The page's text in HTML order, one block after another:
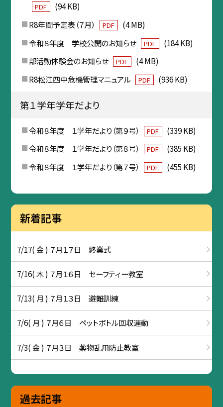
PDF
(94 KB)
R8年間予定表（７月）
PDF
(4 MB)
令和８年度 学校公開のお知らせ
PDF
(184 KB)
部活動体験会のお知らせ
PDF
(4 MB)
R8松江四中危機管理マニュアル
PDF (936 KB)
第１学年学年だより
令和８年度 １学年だより（第９号） PDF
(339 KB)
令和８年度 １学年だより（第８号）
PDF
(385 KB)
令和８年度 １学年だより（第７号）
PDF (455 KB)
新着記事
7/17( 金 ) ７月１７日 終業式
7/16( 木 ) ７月１６日 セーフティー教室
7/13( 月 ) ７月１３日 避難訓練
7/6( 月 ) ７月６日 ペットボトル回収運動
7/3( 金 ) ７月３日 薬物乱用防止教室
過去記事